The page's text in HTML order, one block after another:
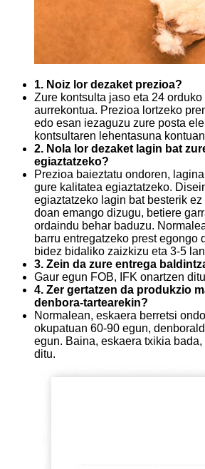
1. Noiz lor dezaket prezioa?
Zure kontsulta jaso eta 24
aurrekontua. Prezioa lortzeko
edo esan iezaguzu zure posta
kontsultaren lehentasuna
2. Nola lor dezaket lagin bat
egiaztatzeko?
Prezioa baieztatu ondoren,
gure kalitatea egiaztatzeko.
egiaztatzeko lagin bat besterik
doan emango dizugu, betiere
ordaindu behar baduzu.
barru entregatzeko prest egongo
bidez bidaliko zaizkizu eta 3-5
3. Zein da zure entrega
Gaur egun FOB, IFK onartzen
4. Zer gertatzen da produkzio
denbora-tartearekin?
Normalean, eskaera berretsi
okupatuan 60-90 egun,
egun. Baina, eskaera txikia
ditu.